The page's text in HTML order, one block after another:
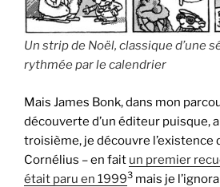
Un strip de Noël, classique d’une
rythmée par le calendrier
Mais James Bonk, dans mon
découverte d’un éditeur puisque,
troisième, je découvre l’existence
Cornélius – en fait un premier
était paru en 19993 mais je